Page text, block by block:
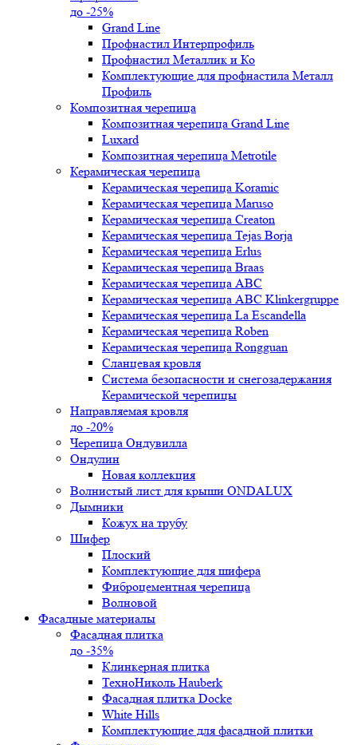
до -25%
Grand Line
Профнастил Интерпрофиль
Профнастил Металлик и Ко
Комплектующие для профнастила Металл
Профиль
Композитная черепица
Композитная черепица Grand Line
Luxard
Композитная черепица Metrotile
Керамическая черепица
Керамическая черепица Koramic
Керамическая черепица Maruso
Керамическая черепица Creaton
Керамическая черепица Tejas Borja
Керамическая черепица Erlus
Керамическая черепица Braas
Керамическая черепица ABC
Керамическая черепица ABC Klinkergruppe
Керамическая черепица La Escandella
Керамическая черепица Roben
Керамическая черепица Rongguan
Сланцевая кровля
Система безопасности и снегозадержания
Керамической черепицы
Направляемая кровля
до -20%
Черепица Ондувилла
Ондулин
Новая коллекция
Волнистый лист для крыши ONDALUX
Дымники
Кожух на трубу
Шифер
Плоский
Комплектующие для шифера
Фиброцементная черепица
Волновой
Фасадные материалы
Фасадная плитка
до -35%
Клинкерная плитка
ТехноНиколь Hauberk
Фасадная плитка Docke
White Hills
Комплектующие для фасадной плитки